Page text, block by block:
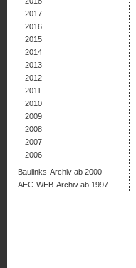
2017
2016
2015
2014
2013
2012
2011
2010
2009
2008
2007
2006
Baulinks-Archiv ab 2000
AEC-WEB-Archiv ab 1997